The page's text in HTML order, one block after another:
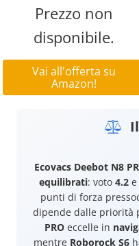
Prezzo non
disponibile.
Vai all'offerta su
Amazon!
Ecovacs Deebot N8
equilibrati: voto 4.2e
punti di forza
dipende dalle priorità
PRO eccelle in
mentre Roborock S6